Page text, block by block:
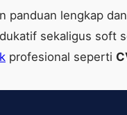
panduan lengkap
sekaligus
profesional seperti